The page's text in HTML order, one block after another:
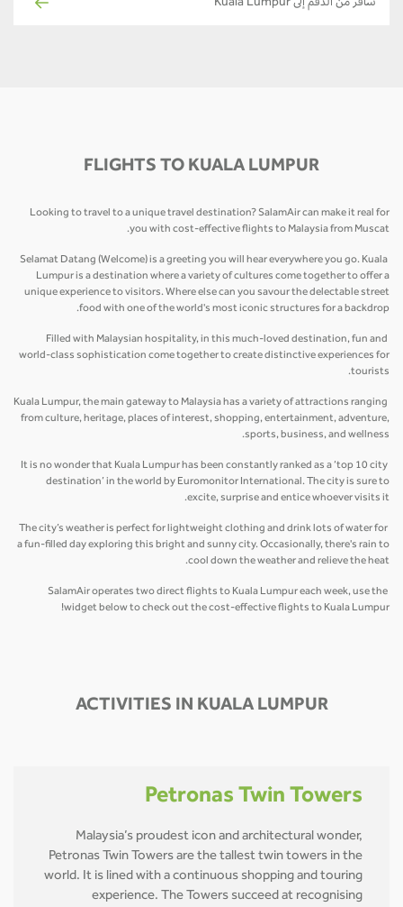
سافر من الدقم إلى Kuala Lumpur
FLIGHTS TO KUALA LUMPUR
Looking to travel to a unique travel destination? SalamAir can make it real for
you with cost-effective flights to Malaysia from Muscat.
Selamat Datang (Welcome) is a greeting you will hear everywhere you go. Kuala
Lumpur is a destination where a variety of cultures come together to offer a
unique experience to visitors. Where else can you savour the delectable street
food with one of the world's most iconic structures for a backdrop.
Filled with Malaysian hospitality, in this much-loved destination, fun and
world-class sophistication come together to create distinctive experiences for
tourists.
Kuala Lumpur, the main gateway to Malaysia has a variety of attractions ranging
from culture, heritage, places of interest, shopping, entertainment, adventure,
sports, business, and wellness.
It is no wonder that Kuala Lumpur has been constantly ranked as a ‘top 10 city
destination’ in the world by Euromonitor International. The city is sure to
excite, surprise and entice whoever visits it.
The city’s weather is perfect for lightweight clothing and drink lots of water for
a fun-filled day exploring this bright and sunny city. Occasionally, there's rain to
cool down the weather and relieve the heat.
SalamAir operates two direct flights to Kuala Lumpur each week, use the
widget below to check out the cost-effective flights to Kuala Lumpur!
ACTIVITIES IN KUALA LUMPUR
Petronas Twin Towers
Malaysia’s proudest icon and architectural wonder,
Petronas Twin Towers are the tallest twin towers in the
world. It is lined with a continuous shopping and touring
experience. The Towers succeed at recognising